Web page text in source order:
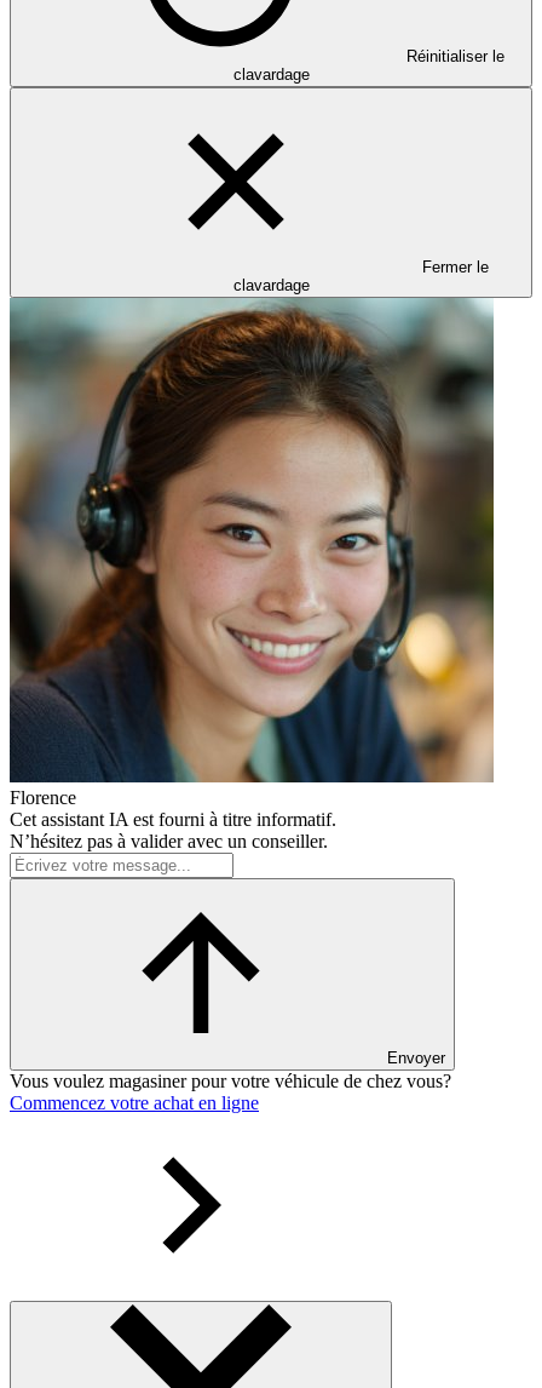
Réinitialiser le
clavardage
Fermer le
clavardage
Florence
Cet assistant IA est fourni à titre informatif.
N’hésitez pas à valider avec un conseiller.
Envoyer
Vous voulez magasiner pour votre véhicule de chez vous?
Commencez votre achat en ligne